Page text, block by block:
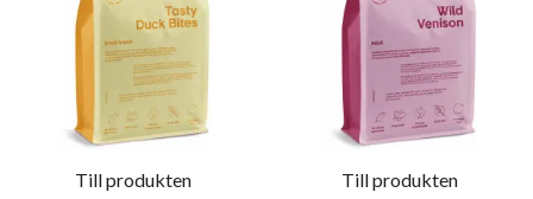
Till produkten Till produkten